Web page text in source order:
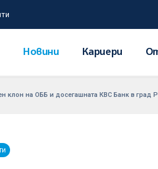
Новини Кариери
клон на ОББ и досегашната КBC Банк в град